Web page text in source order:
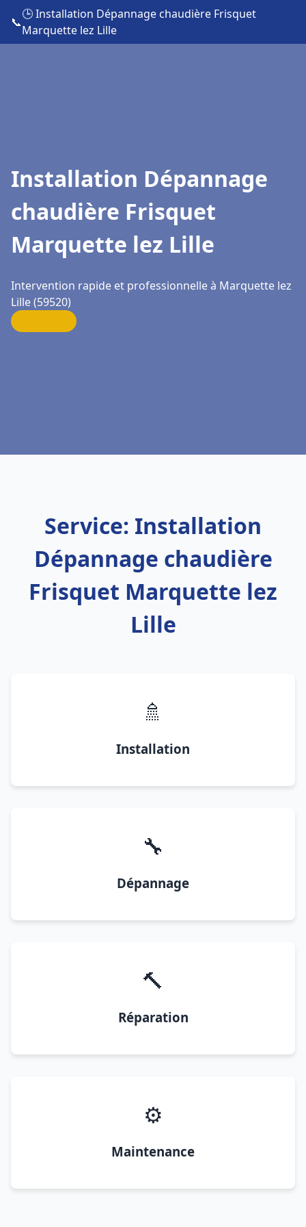
📞
🕒 Installation Dépannage chaudière Frisquet
Marquette lez Lille
Installation Dépannage
chaudière Frisquet
Marquette lez Lille
Intervention rapide et professionnelle à Marquette lez
Lille (59520)
Service: Installation
Dépannage chaudière
Frisquet Marquette lez
Lille
🚿
Installation
🔧
Dépannage
🔨
Réparation
⚙️
Maintenance